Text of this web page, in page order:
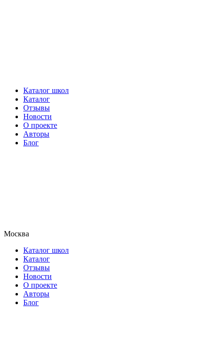
Каталог школ
Каталог
Отзывы
Новости
О проекте
Авторы
Блог
Москва
Каталог школ
Каталог
Отзывы
Новости
О проекте
Авторы
Блог